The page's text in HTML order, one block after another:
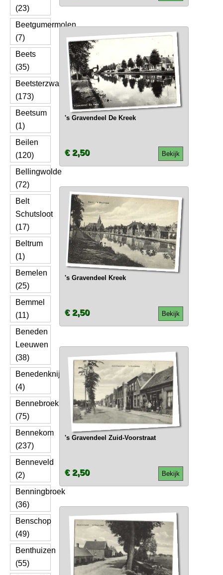
(23)
Beetgumermolen
(7)
Beets
(35)
Beetsterzwaag
(173)
Beetsum
(1)
Beilen
(120)
Bellingwolde
(72)
Belt
Schutsloot
(17)
Beltrum
(1)
Bemelen
(25)
Bemmel
(11)
Beneden
Leeuwen
(38)
Benedenknijpe
(4)
Bennebroek
(75)
Bennekom
(237)
Benneveld
(2)
Benningbroek
(36)
Benschop
(49)
Benthuizen
(55)
's Gravendeel De Kreek
Bekijk
€ 2,50
's Gravendeel Kreek
Bekijk
€ 2,50
's Gravendeel Zuid-Voorstraat
Bekijk
€ 2,50